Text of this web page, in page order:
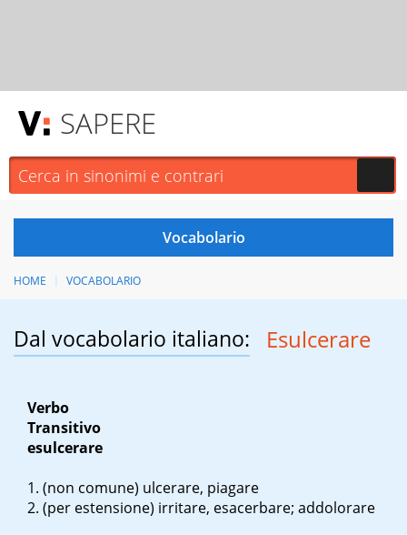
SAPERE
HOME VOCABOLARIO
Dal vocabolario italiano: Esulcerare
Verbo
Transitivo
esulcerare
(non comune) ulcerare, piagare
(per estensione) irritare, esacerbare; addolorare